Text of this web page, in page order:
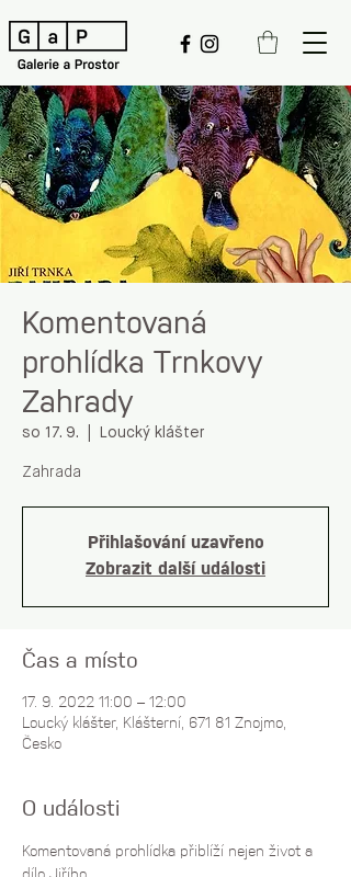
Komentovaná
prohlídka Trnkovy
Zahrady
so 17. 9. Loucký klášter
Zahrada
Přihlašování uzavřeno
Zobrazit další události
Čas a místo
17. 9. 2022 11:00 – 12:00
Loucký klášter, Klášterní, 671 81 Znojmo,
Česko
O události
Komentovaná prohlídka přiblíží nejen život a